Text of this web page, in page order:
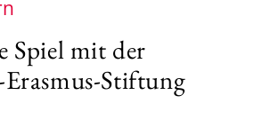
Spiel mit der
Stiftung